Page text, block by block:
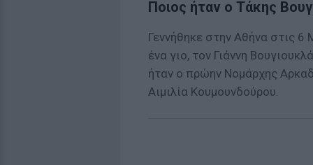
Ποιος ήταν ο Τάκης
Γεννήθηκε στην Αθήνα στις
ένα γιο, τον Γιάννη
ήταν ο πρώην Νομάρχης
Αιμιλία Κουμουνδούρου.